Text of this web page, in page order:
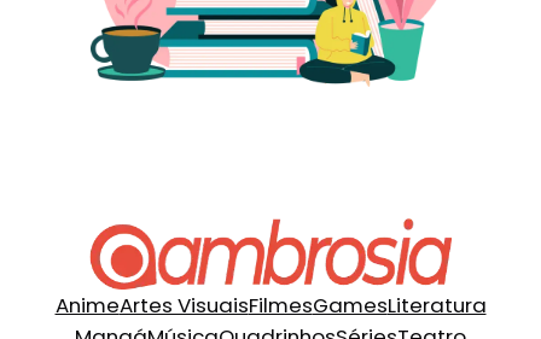
AnimeArtes VisuaisFilmesGamesLiteratura